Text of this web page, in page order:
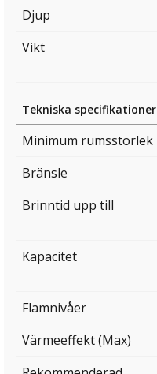
Djup
Vikt
Tekniska specifikationer
Minimum rumsstorlek
Bränsle
Brinntid upp till
Kapacitet
Flamnivåer
Värmeeffekt (Max)